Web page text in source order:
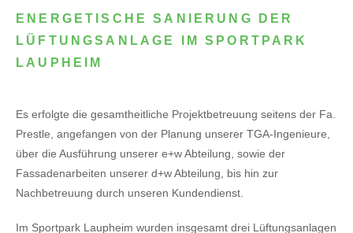
ENERGETISCHE SANIERUNG DER
LÜFTUNGSANLAGE IM SPORTPARK
LAUPHEIM
Es erfolgte die gesamtheitliche Projektbetreuung seitens der Fa.
Prestle, angefangen von der Planung unserer TGA-Ingenieure,
über die Ausführung unserer e+w Abteilung, sowie der
Fassadenarbeiten unserer d+w Abteilung, bis hin zur
Nachbetreuung durch unseren Kundendienst.
Im Sportpark Laupheim wurden insgesamt drei Lüftungsanlagen